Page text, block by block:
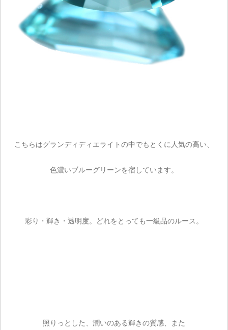
こちらはグランディディエライトの中でもとくに人気の高い、
色濃いブルーグリーンを宿しています。
彩り・輝き・透明度。どれをとっても一級品のルース。
照りっとした、潤いのある輝きの質感、また